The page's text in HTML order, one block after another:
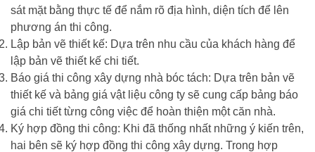
sát mặt bằng thực tế để nắm rõ địa hình, diện tích để lên
phương án thi công.
Lập bản vẽ thiết kế: Dựa trên nhu cầu của khách hàng để
lập bản vẽ thiết kế chi tiết.
Báo giá thi công xây dựng nhà bóc tách: Dựa trên bản vẽ
thiết kế và bảng giá vật liệu công ty sẽ cung cấp bảng báo
giá chi tiết từng công việc để hoàn thiện một căn nhà.
Ký hợp đồng thi công: Khi đã thống nhất những ý kiến trên,
hai bên sẽ ký hợp đồng thi công xây dựng. Trong hợp